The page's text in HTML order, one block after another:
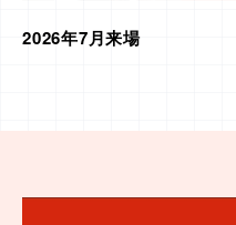
2026年7月来場